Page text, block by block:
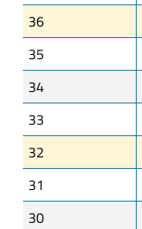
36
35
34
33
32
31
30